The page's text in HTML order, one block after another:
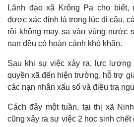
Hồ sơ
E-
Lãnh đạo xã Krông Pa cho biết,
được xác định là trong lúc đi câu,
rồi không may sa vào vùng nước
nạn đều có hoàn cảnh khó khăn.
Sau khi sự việc xảy ra, lực lượng
quyền xã đến hiện trường, hỗ trợ
các nạn nhân xấu số và điều tra
Cách đây một tuần, tại thị xã
cũng xảy ra sự việc 2 học sinh chết